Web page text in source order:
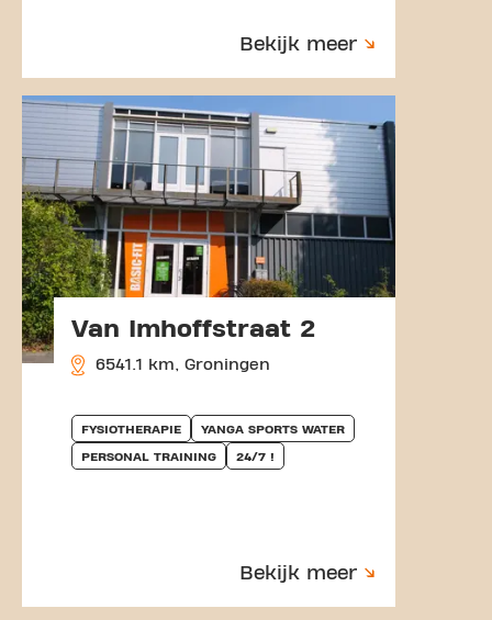
Bekijk meer
Van Imhoffstraat 2
6541.1 km, Groningen
FYSIOTHERAPIE YANGA SPORTS WATER
PERSONAL TRAINING 24/7 !
Bekijk meer